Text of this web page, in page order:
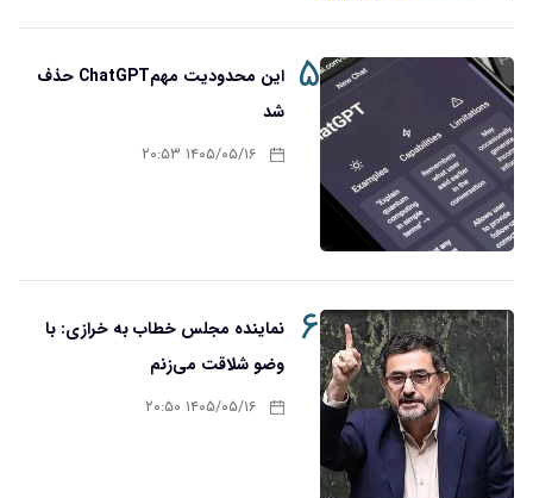
۵
این محدودیت مهمChatGPT حذف
شد
۱۴۰۵/۰۵/۱۶ ۲۰:۵۳
۶
نماینده مجلس خطاب به خرازی: با
وضو شلاقت می‌زنم
۱۴۰۵/۰۵/۱۶ ۲۰:۵۰